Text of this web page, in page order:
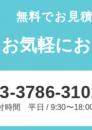
無料でお見
気軽に
3786-
時間 平日 / 9:30〜